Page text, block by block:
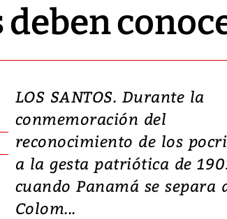
LOS SANTOS. Durante la
conmemoración del
reconocimiento de los
a la gesta patriótica de
cuando Panamá se separa
Colom...
Video, Japón:
deja heridos y graves
daños en